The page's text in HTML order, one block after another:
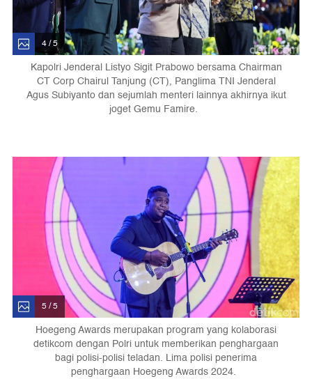
4 / 5
Kapolri Jenderal Listyo Sigit Prabowo bersama Chairman
CT Corp Chairul Tanjung (CT), Panglima TNI Jenderal
Agus Subiyanto dan sejumlah menteri lainnya akhirnya ikut
joget Gemu Famire.
5 / 5
Hoegeng Awards merupakan program yang kolaborasi
detikcom dengan Polri untuk memberikan penghargaan
bagi polisi-polisi teladan. Lima polisi penerima
penghargaan Hoegeng Awards 2024.